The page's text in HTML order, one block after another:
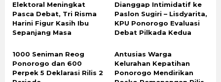
Elektoral Meningkat
Pasca Debat, Tri Risma
Harini Figur Kasih Ibu
Sepanjang Masa
Dianggap Intimidatif ke
Paslon Sugiri – Lisdyarita,
KPU Ponorogo Evaluasi
Debat Pilkada Kedua
1000 Seniman Reog
Ponorogo dan 600
Perpek 5 Deklarasi Rilis 2
Antusias Warga
Kelurahan Kepatihan
Ponorogo Mendirikan